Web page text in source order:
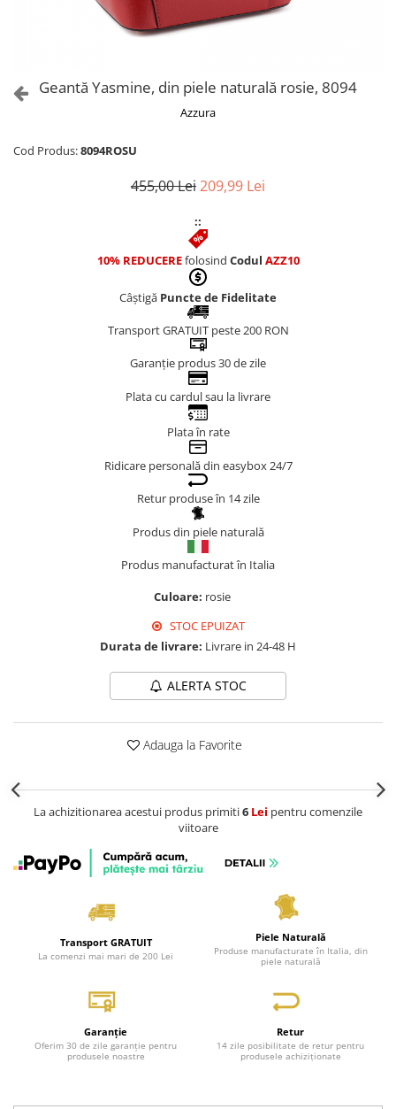
Genți Albe
Genți Bej
Geantă Yasmine, din piele naturală rosie, 8094
Azzura
Cod Produs:8094ROSU
455,00 Lei209,99 Lei
::
10% REDUCEREfolosind Codul AZZ10
Câștigă Puncte de Fidelitate
Transport GRATUIT peste 200 RON
Garanție produs 30 de zile
Plata cu cardul sau la livrare
Plata în rate
Ridicare personală din easybox 24/7
Retur produse în 14 zile
Produs din piele naturală
Produs manufacturat în Italia
Culoare: rosie
STOC EPUIZAT
Durata de livrare: Livrare in 24-48 H
ALERTA STOC
Adauga la Favorite
La achizitionarea acestui produs primiti6 Lei pentru comenzile
viitoare
Transport GRATUIT
La comenzi mai mari de 200 Lei
Piele Naturală
Produse manufacturate în Italia, din
piele naturală
Garanție
Oferim 30 de zile garanție pentru
produsele noastre
Retur
14 zile posibilitate de retur pentru
produsele achiziționate